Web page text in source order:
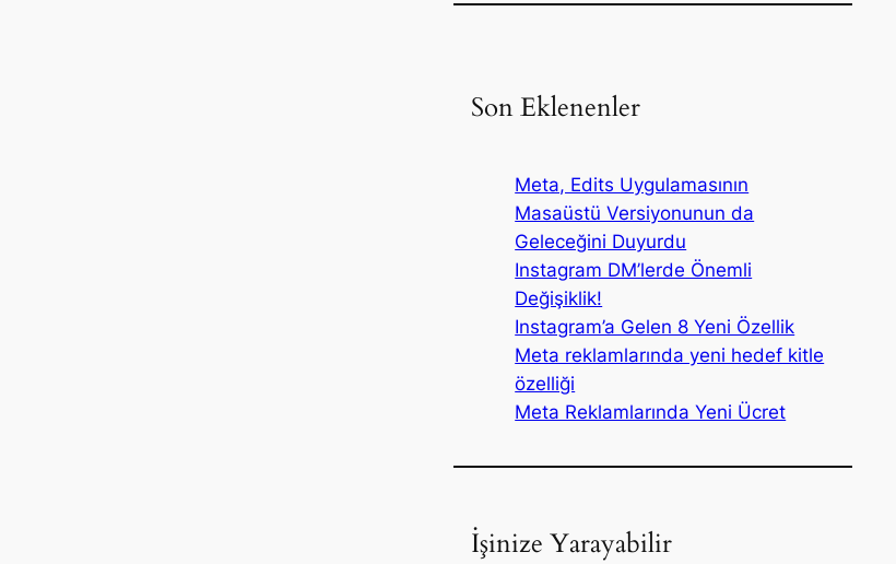
Son Eklenenler
Meta, Edits Uygulamasının
Masaüstü Versiyonunun da
Geleceğini Duyurdu
Instagram DM’lerde Önemli
Değişiklik!
Instagram’a Gelen 8 Yeni Özellik
Meta reklamlarında yeni hedef kitle
özelliği
Meta Reklamlarında Yeni Ücret
İşinize Yarayabilir